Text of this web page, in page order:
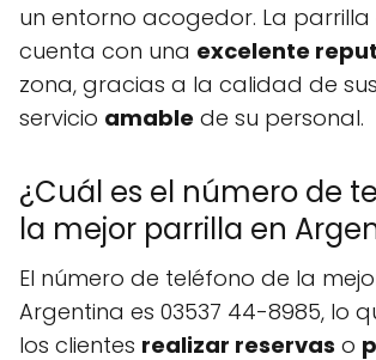
un entorno acogedor. La parrilla
cuenta con una excelente
zona, gracias a la calidad de sus
servicio amable de su personal.
¿Cuál es el número de
la mejor parrilla en
El número de teléfono de la
Argentina es 03537 44-8985, lo
los clientes realizar reservas o